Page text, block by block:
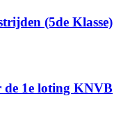
(5de Klasse)
de 1e loting KNVB